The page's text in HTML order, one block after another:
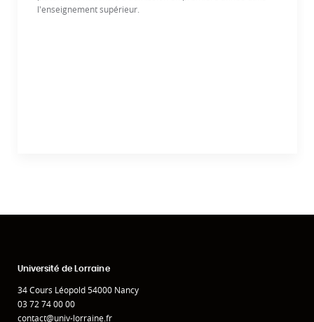
l'enseignement supérieur.
Université de Lorraine
34 Cours Léopold 54000 Nancy
03 72 74 00 00
contact@univ-lorraine.fr